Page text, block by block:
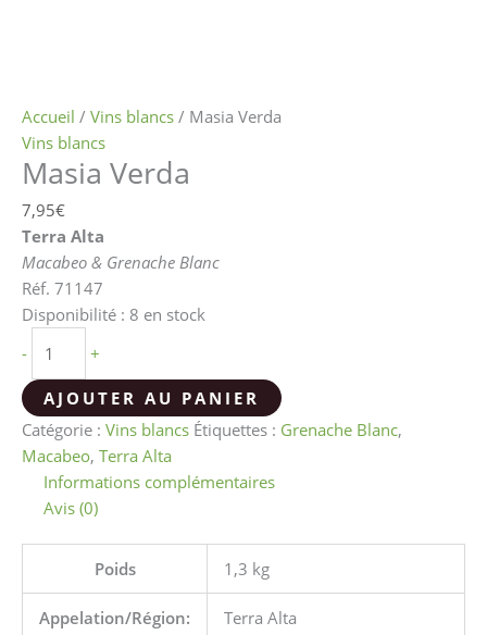
Accueil / Vins blancs / Masia Verda
Vins blancs
Masia Verda
7,95€
Terra Alta
Macabeo & Grenache Blanc
Réf. 71147
Disponibilité : 8 en stock
-
+
AJOUTER AU PANIER
Catégorie : Vins blancs Étiquettes : Grenache Blanc,
Macabeo, Terra Alta
Informations complémentaires
Avis (0)
Poids 1,3 kg
Appelation/Région: Terra Alta